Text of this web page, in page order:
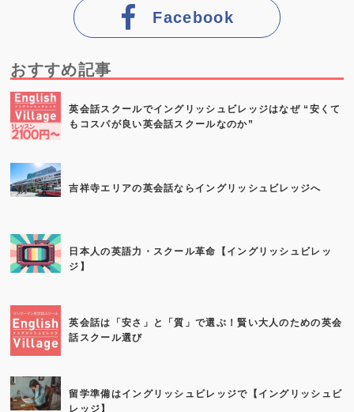
Facebook
おすすめ記事
英会話スクールでイングリッシュビレッジはなぜ “安くて
もコスパが良い英会話スクールなのか”
吉祥寺エリアの英会話ならイングリッシュビレッジへ
日本人の英語力・スクール革命【イングリッシュビレッ
ジ】
英会話は「安さ」と「質」で選ぶ！賢い大人のための英会
話スクール選び
留学準備はイングリッシュビレッジで【イングリッシュビ
レッジ】